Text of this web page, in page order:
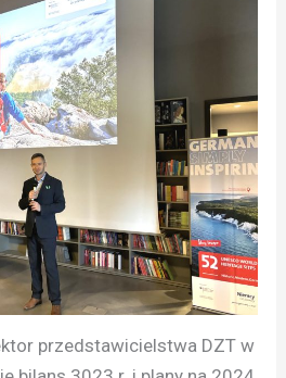
przedstawicielstwa DZT w